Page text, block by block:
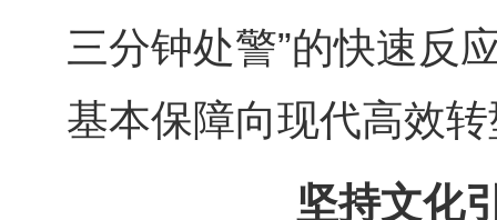
三分钟处警”的快速反
基本保障向现代高效
坚持文化